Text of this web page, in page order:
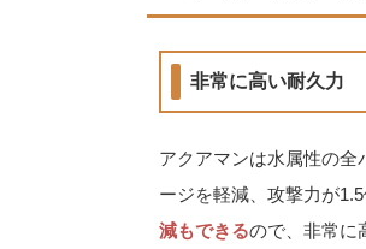
非常に高い耐久力
アクアマンは水属性の全
ージを軽減、攻撃力が
減もできるので、非常に